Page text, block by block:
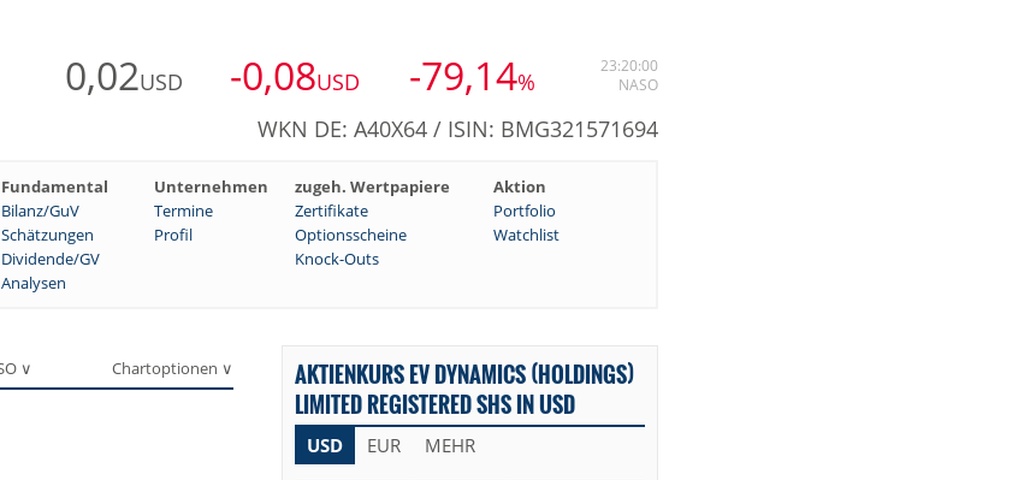
0,02USD -0,08USD -79,14%
23:20:00
NASO
WKN DE: A40X64 / ISIN: BMG321571694
Fundamental Unternehmen zugeh. Wertpapiere
Aktion
Bilanz/GuV Termine Zertifikate
Portfolio
Schätzungen Profil Optionsscheine
Watchlist
Dividende/GV
Knock-Outs
Analysen
∨ Chartoptionen ∨
AKTIENKURS EV DYNAMICS (HOLDINGS)
LIMITED REGISTERED SHS IN USD
USD EUR MEHR